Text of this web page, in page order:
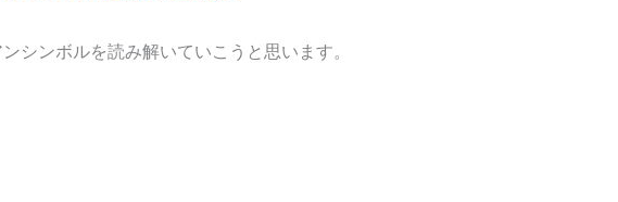
シンボルを読み解いていこうと思います。